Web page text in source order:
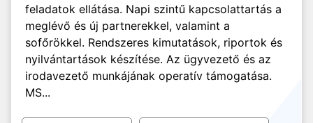
feladatok ellátása. Napi szintű kapcsolattartás a
meglévő és új partnerekkel, valamint a
sofőrökkel. Rendszeres kimutatások, riportok és
nyilvántartások készítése. Az ügyvezető és az
irodavezető munkájának operatív támogatása.
MS...